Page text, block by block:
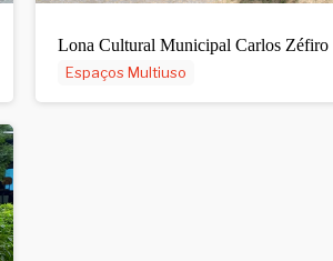
Lona Cultural Municipal Carlos Zéfiro
Espaços Multiuso